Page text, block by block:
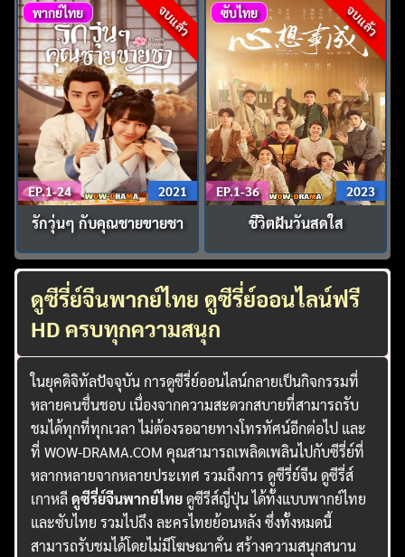
จบแล้ว
พากย์ไทย
EP.1-24 2021
รักวุ่นๆ กับคุณชายขายชา
จบแล้ว
ซับไทย
EP.1-36 2023
ชีวิตฝันวันสดใส
ดูซีรี่ย์จีนพากย์ไทย ดูซีรี่ย์ออนไลน์ฟรี
HD ครบทุกความสนุก
ในยุคดิจิทัลปัจจุบัน การดูซีรี่ย์ออนไลน์กลายเป็นกิจกรรมที่
หลายคนชื่นชอบ เนื่องจากความสะดวกสบายที่สามารถรับ
ชมได้ทุกที่ทุกเวลา ไม่ต้องรอฉายทางโทรทัศน์อีกต่อไป และ
ที่ WOW-DRAMA.COM คุณสามารถเพลิดเพลินไปกับซีรี่ย์ที่
หลากหลายจากหลายประเทศ รวมถึงการ ดูซีรี่ย์จีน ดูซีรี่ส์
เกาหลีดูซีรี่ย์จีนพากย์ไทยดูซีรีส์ญี่ปุ่น ได้ทั้งแบบพากย์ไทย
และซับไทย รวมไปถึง ละครไทยย้อนหลัง ซึ่งทั้งหมดนี้
สามารถรับชมได้โดยไม่มีโฆษณาคั่น สร้างความสนุกสนาน